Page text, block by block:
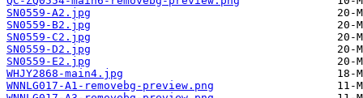
SN0559-A2.jpg
SN0559-B2.jpg
SN0559-C2.jpg
SN0559-D2.jpg
SN0559-E2.jpg
WHJY2868-main4.jpg
WNNLG017-A1-removebg-preview.png